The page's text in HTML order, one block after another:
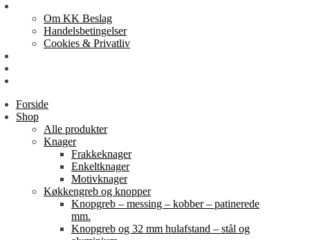
Om KK Beslag
Handelsbetingelser
Cookies & Privatliv
Forside
Shop
Alle produkter
Knager
Frakkeknager
Enkeltknager
Motivknager
Køkkengreb og knopper
Knopgreb – messing – kobber – patinerede
mm.
Knopgreb og 32 mm hulafstand – stål og